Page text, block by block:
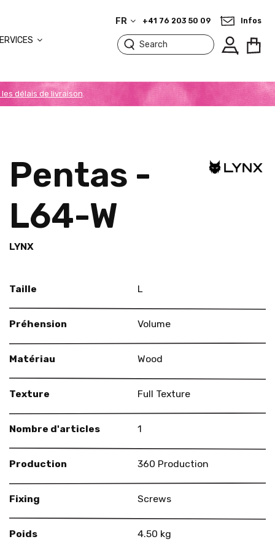
FR +41 76 203 50 09 Infos
délais de livraison.
Pentas -
L64-W
LYNX
Taille L
Préhension Volume
Matériau Wood
Texture Full Texture
Nombre d'articles 1
Production 360 Production
Fixing Screws
Poids 4.50 kg